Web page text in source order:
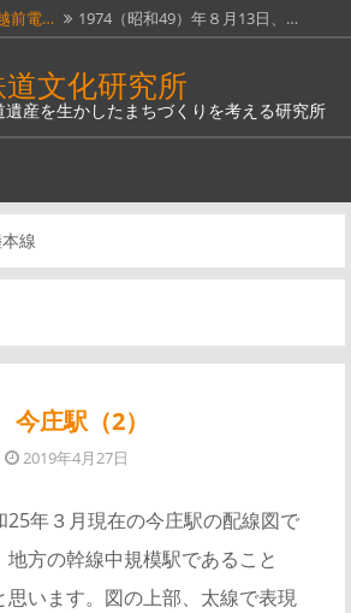
前電… 1974（昭和49）年８月13日、…
ーム… 昭和51年４月１日に全線廃止となっ…
版「… 明治５年（1872）６月12日（旧…
…
良線… JR西日本奈良線稲荷駅は、明治12…
文化研究所
産を生かしたまちづくりを考える研究所
線
今庄駅（2）
2019年4月27日
25年３月現在の今庄駅の配線図で
方の幹線中規模駅であること
思います。図の上部、太線で表現